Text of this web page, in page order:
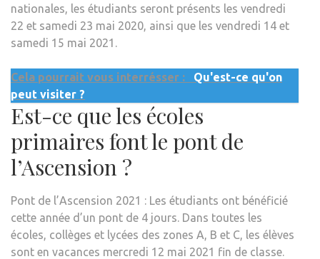
nationales, les étudiants seront présents les vendredi
22 et samedi 23 mai 2020, ainsi que les vendredi 14 et
samedi 15 mai 2021.
Cela pourrait vous interrésser :
Qu'est-ce qu'on
peut visiter ?
Est-ce que les écoles
primaires font le pont de
l’Ascension ?
Pont de l’Ascension 2021 : Les étudiants ont bénéficié
cette année d’un pont de 4 jours. Dans toutes les
écoles, collèges et lycées des zones A, B et C, les élèves
sont en vacances mercredi 12 mai 2021 fin de classe.